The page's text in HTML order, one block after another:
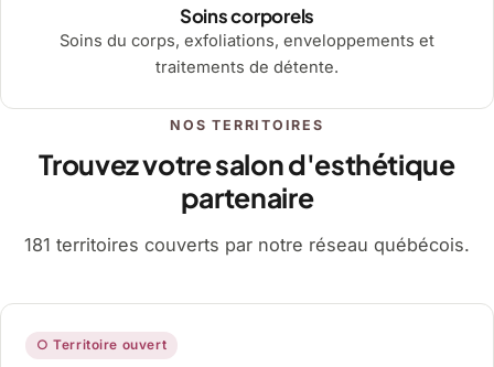
Soins corporels
Soins du corps, exfoliations, enveloppements et
traitements de détente.
NOS TERRITOIRES
Trouvez votre salon d'esthétique
partenaire
181 territoires couverts par notre réseau québécois.
○ Territoire ouvert